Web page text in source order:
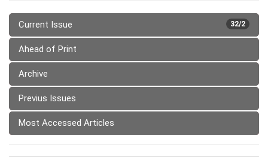
32/2
Current Issue
Ahead of Print
Archive
Previus Issues
Most Accessed Articles